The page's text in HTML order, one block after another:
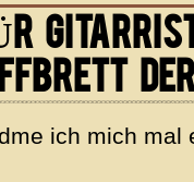
ich mich